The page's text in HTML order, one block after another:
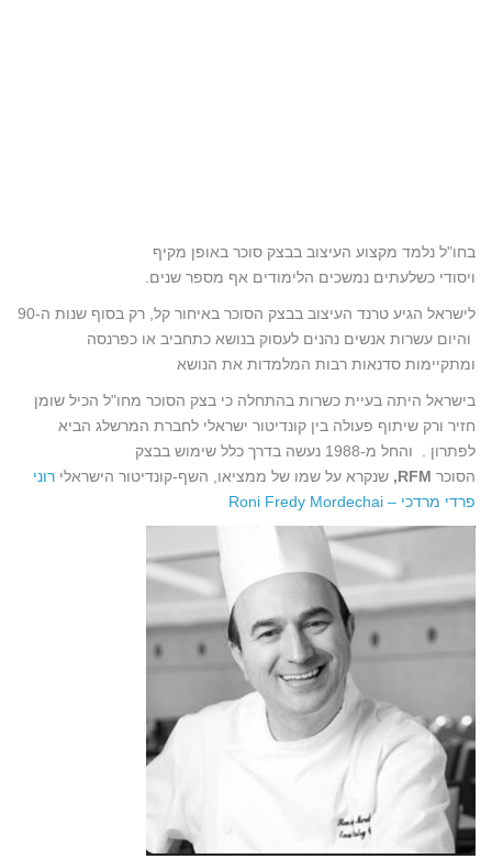
בחו"ל נלמד מקצוע העיצוב בבצק סוכר באופן מקיף
ויסודי כשלעתים נמשכים הלימודים אף מספר שנים.
לישראל הגיע טרנד העיצוב בבצק הסוכר באיחור קל, רק בסוף שנות ה-90
והיום עשרות אנשים נהנים לעסוק בנושא כתחביב או כפרנסה
ומתקיימות סדנאות רבות המלמדות את הנושא
בישראל היתה בעיית כשרות בהתחלה כי בצק הסוכר מחו"ל הכיל שומן
חזיר ורק שיתוף פעולה בין קונדיטור ישראלי לחברת המרשלג הביא
לפתרון . והחל מ-1988 נעשה בדרך כלל שימוש בבצק
הסוכר RFM, שנקרא על שמו של ממציאו, השף-קונדיטור הישראלי רוני
פרדי מרדכי – Roni Fredy Mordechai